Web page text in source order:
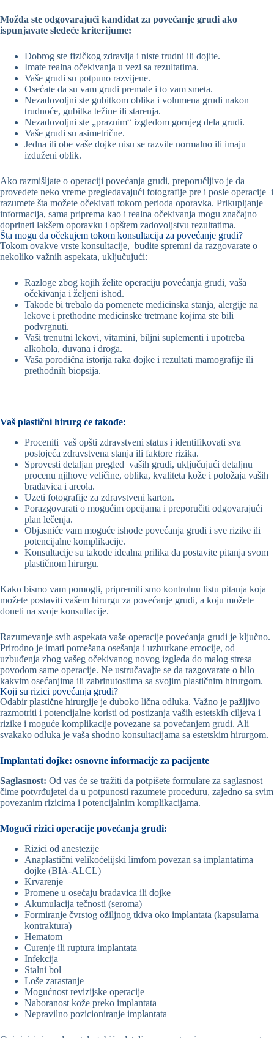
Možda ste odgovarajući kandidat za povećanje grudi ako
ispunjavate sledeće kriterijume:
Dobrog ste fizičkog zdravlja i niste trudni ili dojite.
Imate realna očekivanja u vezi sa rezultatima.
Vaše grudi su potpuno razvijene.
Osećate da su vam grudi premale i to vam smeta.
Nezadovoljni ste gubitkom oblika i volumena grudi nakon
trudnoće, gubitka težine ili starenja.
Nezadovoljni ste „praznim“ izgledom gornjeg dela grudi.
Vaše grudi su asimetrične.
Jedna ili obe vaše dojke nisu se razvile normalno ili imaju
izduženi oblik.
Ako razmišljate o operaciji povećanja grudi, preporučljivo je da
provedete neko vreme pregledavajući fotografije pre i posle operacije i
razumete šta možete očekivati tokom perioda oporavka. Prikupljanje
informacija, sama priprema kao i realna očekivanja mogu značajno
doprineti lakšem oporavku i opštem zadovoljstvu rezultatima.
Šta mogu da očekujem tokom konsultacija za povećanje grudi?
Tokom ovakve vrste konsultacije, budite spremni da razgovarate o
nekoliko važnih aspekata, uključujući:
Razloge zbog kojih želite operaciju povećanja grudi, vaša
očekivanja i željeni ishod.
Takođe bi trebalo da pomenete medicinska stanja, alergije na
lekove i prethodne medicinske tretmane kojima ste bili
podvrgnuti.
Vaši trenutni lekovi, vitamini, biljni suplementi i upotreba
alkohola, duvana i droga.
Vaša porodična istorija raka dojke i rezultati mamografije ili
prethodnih biopsija.
Vaš plastični hirurg će takođe:
Proceniti vaš opšti zdravstveni status i identifikovati sva
postojeća zdravstvena stanja ili faktore rizika.
Sprovesti detaljan pregled vaših grudi, uključujući detaljnu
procenu njihove veličine, oblika, kvaliteta kože i položaja vaših
bradavica i areola.
Uzeti fotografije za zdravstveni karton.
Porazgovarati o mogućim opcijama i preporučiti odgovarajući
plan lečenja.
Objasniće vam moguće ishode povećanja grudi i sve rizike ili
potencijalne komplikacije.
Konsultacije su takođe idealna prilika da postavite pitanja svom
plastičnom hirurgu.
Kako bismo vam pomogli, pripremili smo kontrolnu listu pitanja koja
možete postaviti vašem hirurgu za povećanje grudi, a koju možete
doneti na svoje konsultacije.
Razumevanje svih aspekata vaše operacije povećanja grudi je ključno.
Prirodno je imati pomešana osešanja i uzburkane emocije, od
uzbuđenja zbog vašeg očekivanog novog izgleda do malog stresa
povodom same operacije. Ne ustručavajte se da razgovarate o bilo
kakvim osećanjima ili zabrinutostima sa svojim plastičnim hirurgom.
Koji su rizici povećanja grudi?
Odabir plastične hirurgije je duboko lična odluka. Važno je pažljivo
razmotriti i potencijalne koristi od postizanja vaših estetskih ciljeva i
rizike i moguće komplikacije povezane sa povećanjem grudi. Ali
svakako odluka je vaša shodno konsultacijama sa estetskim hirurgom.
Implantati dojke: osnovne informacije za pacijente
Saglasnost: Od vas će se tražiti da potpišete formulare za saglasnost
čime potvrđujetei da u potpunosti razumete proceduru, zajedno sa svim
povezanim rizicima i potencijalnim komplikacijama.
Mogući rizici operacije povećanja grudi:
Rizici od anestezije
Anaplastični velikoćelijski limfom povezan sa implantatima
dojke (BIA-ALCL)
Krvarenje
Promene u osećaju bradavica ili dojke
Akumulacija tečnosti (seroma)
Formiranje čvrstog ožiljnog tkiva oko implantata (kapsularna
kontraktura)
Hematom
Curenje ili ruptura implantata
Infekcija
Stalni bol
Loše zarastanje
Mogućnost revizijske operacije
Naboranost kože preko implantata
Nepravilno pozicioniranje implantata